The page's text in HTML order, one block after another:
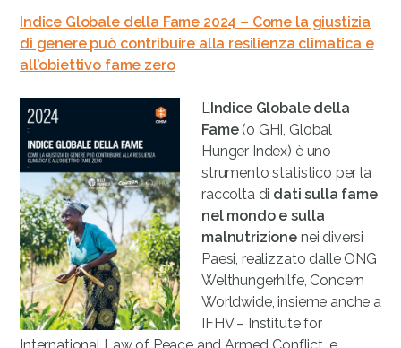
Indice Globale della Fame 2024 – Come la giustizia
di genere può contribuire alla resilienza climatica e
all’obiettivo fame zero
L’Indice Globale della
Fame (o GHI, Global
Hunger Index) è uno
strumento statistico per la
raccolta di dati sulla fame
nel mondo e sulla
malnutrizione nei diversi
Paesi, realizzato dalle ONG
Welthungerhilfe, Concern
Worldwide, insieme anche a
IFHV – Institute for